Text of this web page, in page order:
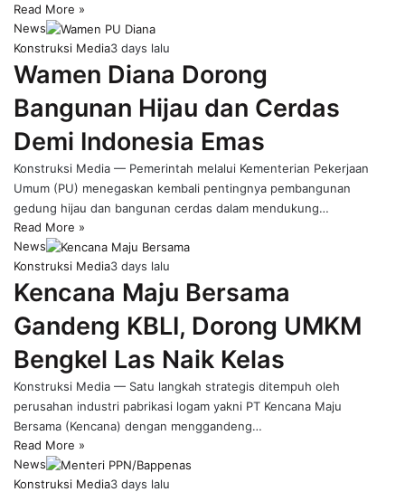
Read More »
News
Konstruksi Media3 days lalu
Wamen Diana Dorong
Bangunan Hijau dan Cerdas
Demi Indonesia Emas
Konstruksi Media — Pemerintah melalui Kementerian Pekerjaan
Umum (PU) menegaskan kembali pentingnya pembangunan
gedung hijau dan bangunan cerdas dalam mendukung…
Read More »
News
Konstruksi Media3 days lalu
Kencana Maju Bersama
Gandeng KBLI, Dorong UMKM
Bengkel Las Naik Kelas
Konstruksi Media — Satu langkah strategis ditempuh oleh
perusahan industri pabrikasi logam yakni PT Kencana Maju
Bersama (Kencana) dengan menggandeng…
Read More »
News
Konstruksi Media3 days lalu